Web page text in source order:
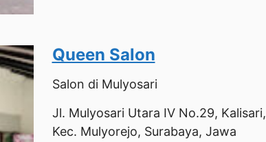
Queen Salon
Salon di Mulyosari
Jl. Mulyosari Utara IV No.29, Kalisari,
Kec. Mulyorejo, Surabaya, Jawa